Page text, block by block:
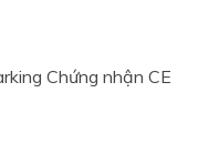
Chứng nhận CE